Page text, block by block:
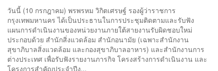
วันนี้ (10 กรกฎาคม) พรพรหม วิกิตเศรษฐ์ รองผู้ว่าราชการ
กรุงเทพมหานคร ได้เป็นประธานในการประชุมติดตามและรับฟัง
แผนการดำเนินงานของหน่วยงานภายใต้สายงานรับผิดชอบใหม่
ประกอบด้วย สำนักสิ่งแวดล้อม สำนักอนามัย (เฉพาะสำนักงาน
สุขาภิบาลสิ่งแวดล้อม และกองสุขาภิบาลอาหาร) และสำนักงานการ
ต่างประเทศ เพื่อรับฟังรายงานภารกิจ โครงสร้างการดำเนินงาน และ
โครงการสำคัญประจำปีง...